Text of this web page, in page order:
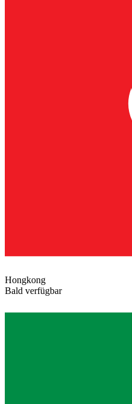
Hongkong
Bald verfügbar